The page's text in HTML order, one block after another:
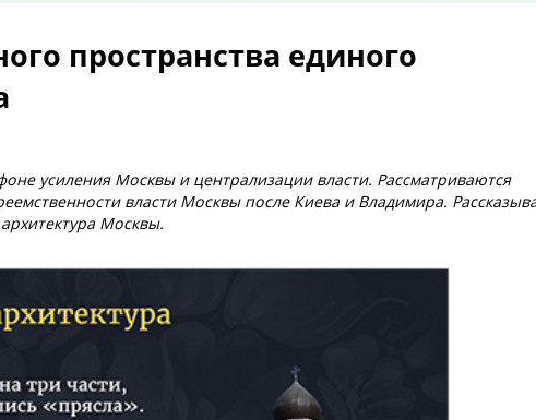
пространства единого
усиления Москвы и централизации власти. Рассматриваются
власти Москвы после Киева и Владимира.
Москвы.